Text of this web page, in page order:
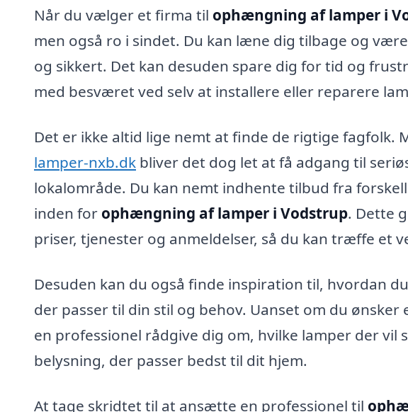
Når du vælger et firma til ophængning af lamper i
men også ro i sindet. Du kan læne dig tilbage og
og sikkert. Det kan desuden spare dig for tid og
med besværet ved selv at installere eller reparere
Det er ikke altid lige nemt at finde de rigtige fagfolk.
lamper-nxb.dk bliver det dog let at få adgang til
lokalområde. Du kan nemt indhente tilbud fra
inden for ophængning af lamper i Vodstrup. Dette
priser, tjenester og anmeldelser, så du kan træffe et
Desuden kan du også finde inspiration til, hvordan
der passer til din stil og behov. Uanset om du
en professionel rådgive dig om, hvilke lamper der vil
belysning, der passer bedst til dit hjem.
At tage skridtet til at ansætte en professionel til